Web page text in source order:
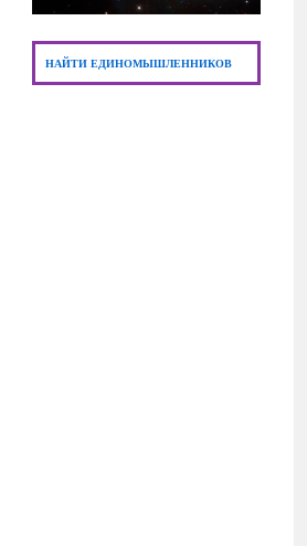
НАЙТИ ЕДИНОМЫШЛЕННИКОВ